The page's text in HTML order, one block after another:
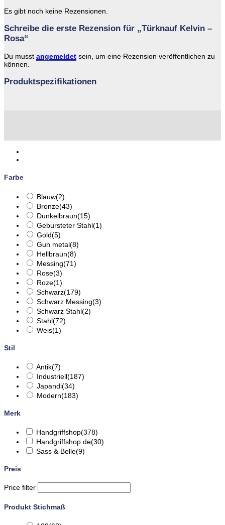
Es gibt noch keine Rezensionen.
Schreibe die erste Rezension für „Türknauf Kelvin –
Rosa“
Du musst angemeldet sein, um eine Rezension veröffentlichen zu
können.
Produktspezifikationen
Farbe
Blauw(2)
Bronze(43)
Dunkelbraun(15)
Gebursteter Stahl(1)
Gold(5)
Gun metal(8)
Hellbraun(8)
Messing(71)
Rose(3)
Roze(1)
Schwarz(179)
Schwarz Messing(3)
Schwarz Stahl(2)
Stahl(72)
Weis(1)
Stil
Antik(7)
Industriell(187)
Japandi(34)
Modern(183)
Merk
Handgriffshop(378)
Handgriffshop.de(30)
Sass & Belle(9)
Preis
Price filter
Produkt Stichmaß